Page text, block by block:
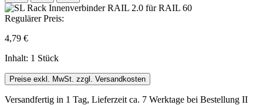
Regulärer Preis:
4,79 €
Inhalt: 1 Stück
Preise exkl. MwSt. zzgl. Versandkosten
Versandfertig in 1 Tag, Lieferzeit ca. 7 Werktage bei Bestellung II